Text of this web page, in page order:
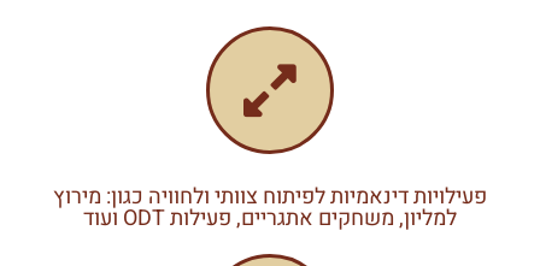
פעילויות דינאמיות לפיתוח צוותי ולחוויה כגון: מירוץ
למליון, משחקים אתגריים, פעילות ODT ועוד